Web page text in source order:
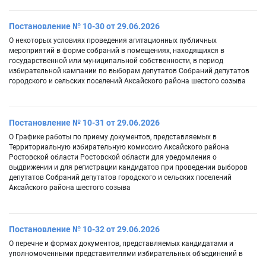
Постановление № 10-30 от 29.06.2026
О некоторых условиях проведения агитационных публичных
мероприятий в форме собраний в помещениях, находящихся в
государственной или муниципальной собственности, в период
избирательной кампании по выборам депутатов Собраний депутатов
городского и сельских поселений Аксайского района шестого созыва
Постановление № 10-31 от 29.06.2026
О Графике работы по приему документов, представляемых в
Территориальную избирательную комиссию Аксайского района
Ростовской области Ростовской области для уведомления о
выдвижении и для регистрации кандидатов при проведении выборов
депутатов Собраний депутатов городского и сельских поселений
Аксайского района шестого созыва
Постановление № 10-32 от 29.06.2026
О перечне и формах документов, представляемых кандидатами и
уполномоченными представителями избирательных объединений в